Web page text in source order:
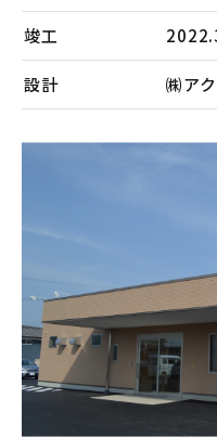
メンテナンス
採用情報
お電話でのお問い合わせ
053-
メール
竣工
設計 ㈱ア